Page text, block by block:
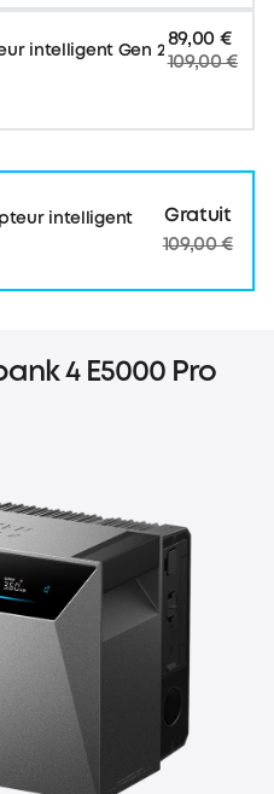
intelligent Gen 2
89,00 €
109,00 €
intelligent
Gratuit
109,00 €
4 E5000 Pro